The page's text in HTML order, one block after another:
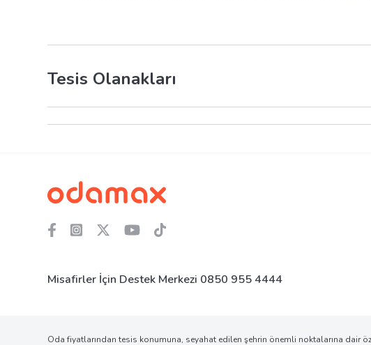
Tesis Olanakları
Misafirler İçin Destek Merkezi 0850 955 4444
Oda fiyatlarından tesis konumuna, seyahat edilen şehrin önemli noktalarına dair